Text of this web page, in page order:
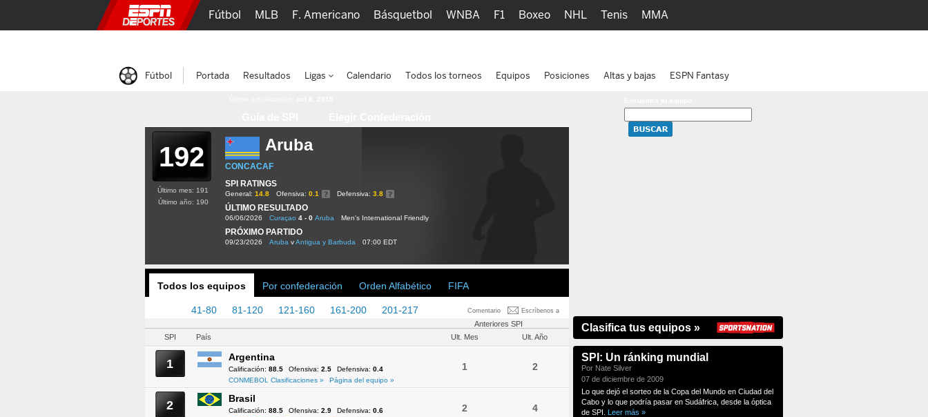
192 Aruba
CONCACAF
SPI RATINGS
General: 14.8 Ofensiva: 0.1 Defensiva: 3.8
ÚLTIMO RESULTADO
06/06/2026 Curaçao 4 - 0 Aruba Men's International Friendly
PRÓXIMO PARTIDO
09/23/2026 Aruba vAntigua y Barbuda 07:00 EDT
Último mes: 191
Último año: 190
Todos los equipos Por confederación Orden Alfabético FIFA
Comentario Escríbenos a
41-80 81-120 121-160 161-200 201-217
Anteriores SPI
SPI
País Ult. Mes Ult. Año
1 Argentina
Calificación: 88.5 Ofensiva: 2.5 Defensiva: 0.4
CONMEBOL Clasificaciones »
Página del equipo »
1 2
2 Brasil
Calificación: 88.5 Ofensiva: 2.9 Defensiva: 0.6
2 4
Clasifica tus equipos »
SPI: Un ránking mundial
Por Nate Silver
07 de diciembre de 2009
Lo que dejó el sorteo de la Copa del Mundo en Ciudad del
Cabo y lo que podría pasar en Sudáfrica, desde la óptica
de SPI. Leer más »
Fútbol MLB F. Americano Básquetbol WNBA F1 Boxeo NHL Tenis MMA
Fútbol Portada Resultados Ligas Calendario Todos los torneos Equipos Posiciones Altas y bajas ESPN Fantasy